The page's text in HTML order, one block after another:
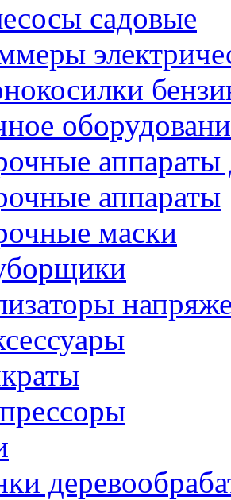
садовые
аппараты
маски